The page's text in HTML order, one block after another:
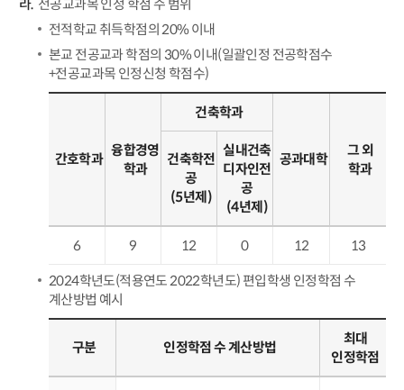
전공교과목 인정 학점 수 범위
전적학교 취득학점의 20% 이내
본교 전공교과 학점의 30% 이내(일괄인정 전공학점수
+전공교과목 인정신청 학점수)
간호학과
융합경영
학과
건축학과
공과대학
그 외
학과
건축학전
공
(5년제)
실내건축
디자인전
공
(4년제)
6 9 12 0 12 13
2024학년도(적용연도 2022학년도) 편입학생 인정학점 수
계산방법 예시
구분 인정학점 수 계산방법
최대
인정학점